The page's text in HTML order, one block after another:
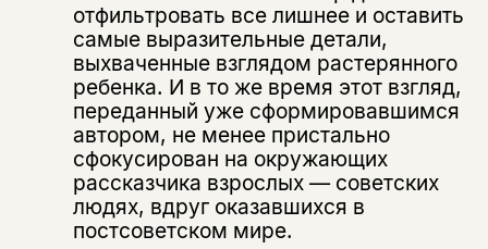
отфильтровать все лишнее и оставить
самые выразительные детали,
выхваченные взглядом растерянного
ребенка. И в то же время этот взгляд,
переданный уже сформировавшимся
автором, не менее пристально
сфокусирован на окружающих
рассказчика взрослых — советских
людях, вдруг оказавшихся в
постсоветском мире.
Поделиться
КопироватьВконтактеТелеграм
Я соглашаюсь сПолитикой конфиденциальности
подписаться
Я соглашаюсь с
подписаться
Скажите, пожалуйста,
вам уже исполнилось 18 лет?
да
нет, вернуться назад